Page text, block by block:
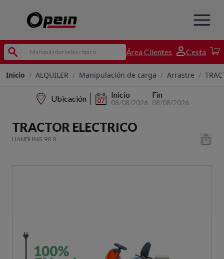
Área Clientes Cesta
Inicio / ALQUILER / Manipulación de carga / Arrastre /
Ubicación Inicio
08/08/2026
Fin
08/08/2026
TRACTOR ELECTRICO
HANDLING.90.0